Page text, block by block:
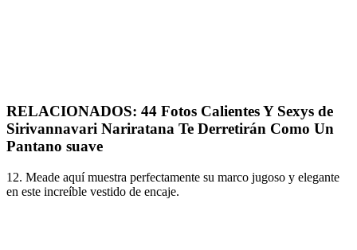
RELACIONADOS: 44 Fotos Calientes Y Sexys de
Sirivannavari Nariratana Te Derretirán Como Un
Pantano suave
12. Meade aquí muestra perfectamente su marco jugoso y elegante
en este increíble vestido de encaje.